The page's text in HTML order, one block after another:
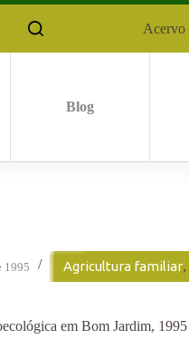
Acervo
Blog
1995 Agricultura familiar,
em Bom Jardim, 1995